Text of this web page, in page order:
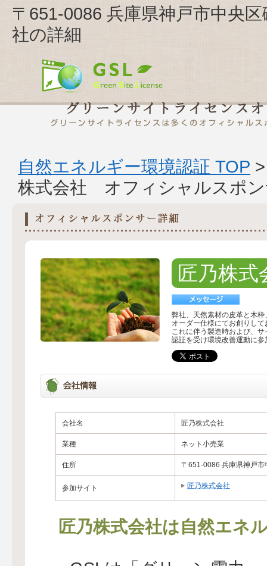
〒651-0086 兵庫県神戸市中央
社の詳細
自然エネルギー環境認証 TOP
株式会社 オフィシャルスポン
匠乃株式
弊社、天然素材の皮革と木
オーダー仕様にてお創りして
これに伴う製造時および、
認証を受け環境改善運動に参
会社名 匠乃株式会社
業種 ネット小売業
住所 〒651-0086 兵庫県神戸
参加サイト 匠乃株式会社
匠乃株式会社は自然エネ